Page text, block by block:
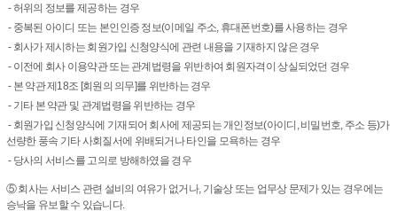
- 허위의 정보를 제공하는 경우
- 중복된 아이디 또는 본인인증 정보(이메일 주소, 휴대폰번호)를 사용하는 경우
- 회사가 제시하는 회원가입 신청양식에 관련 내용을 기재하지 않은 경우
- 이전에 회사 이용약관 또는 관계법령을 위반하여 회원자격이 상실되었던 경우
- 본 약관 제18조 [회원의 의무]를 위반하는 경우
- 기타 본 약관 및 관계법령을 위반하는 경우
- 회원가입 신청양식에 기재되어 회사에 제공되는 개인정보(아이디, 비밀번호, 주소 등)가
선량한 풍속 기타 사회질서에 위배되거나 타인을 모욕하는 경우
- 당사의 서비스를 고의로 방해하였을 경우
⑤ 회사는 서비스 관련 설비의 여유가 없거나, 기술상 또는 업무상 문제가 있는 경우에는
승낙을 유보할 수 있습니다.